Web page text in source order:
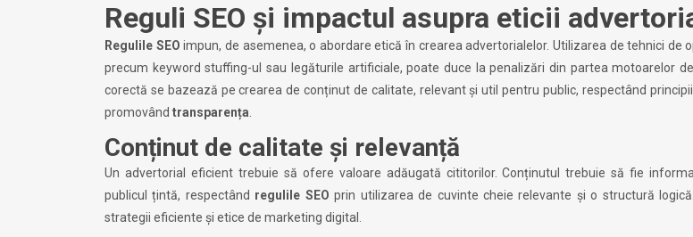
Reguli SEO și impactul asupra eticii
Regulile SEO impun, de asemenea, o abordare etică în crearea advertorialelor. Utilizarea de tehnici de
precum keyword stuffing-ul sau legăturile artificiale, poate duce la penalizări din partea motoarelor
corectă se bazează pe crearea de conținut de calitate, relevant și util pentru public, respectând
promovând transparența.
Conținut de calitate și relevanță
Un advertorial eficient trebuie să ofere valoare adăugată cititorilor. Conținutul trebuie să fie
publicul țintă, respectând regulile SEO prin utilizarea de cuvinte cheie relevante și o structură
strategii eficiente și etice de marketing digital.